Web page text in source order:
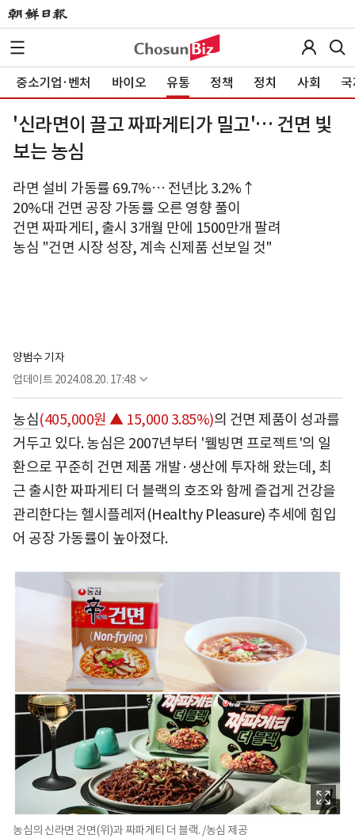
중소기업·벤처 바이오 유통 정책 정치 사회
'신라면이 끌고 짜파게티가 밀고'… 건면 빛
보는 농심
라면 설비 가동률 69.7%… 전년比 3.2%↑
20%대 건면 공장 가동률 오른 영향 풀이
건면 짜파게티, 출시 3개월 만에 1500만개 팔려
농심 "건면 시장 성장, 계속 신제품 선보일 것"
양범수 기자
업데이트 2024.08.20. 17:48
농심(405,000원 ▲ 15,000 3.85%)의 건면 제품이 성과를
거두고 있다. 농심은 2007년부터 '웰빙면 프로젝트'의 일
환으로 꾸준히 건면 제품 개발·생산에 투자해 왔는데, 최
근 출시한 짜파게티 더 블랙의 호조와 함께 즐겁게 건강을
관리한다는 헬시플레저(Healthy Pleasure) 추세에 힘입
어 공장 가동률이 높아졌다.
농심의 신라면 건면(위)과 짜파게티 더 블랙. /농심 제공